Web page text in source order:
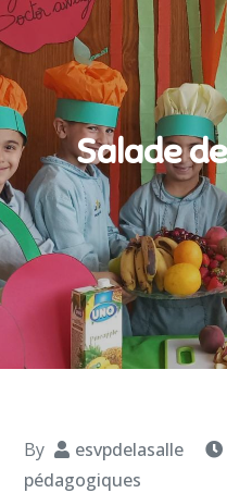
Salade
By esvpdelasalle
pédagogiques